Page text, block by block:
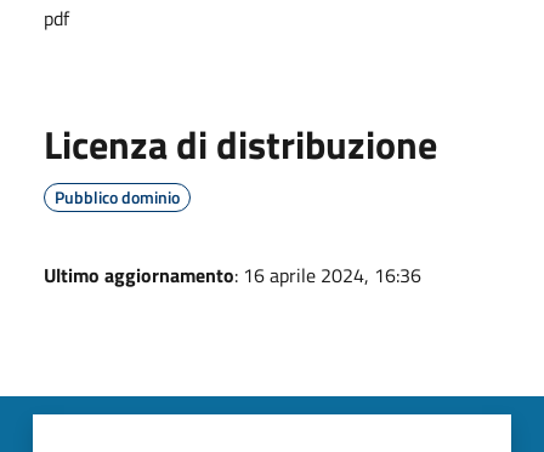
pdf
Licenza di distribuzione
Pubblico dominio
Ultimo aggiornamento: 16 aprile 2024, 16:36